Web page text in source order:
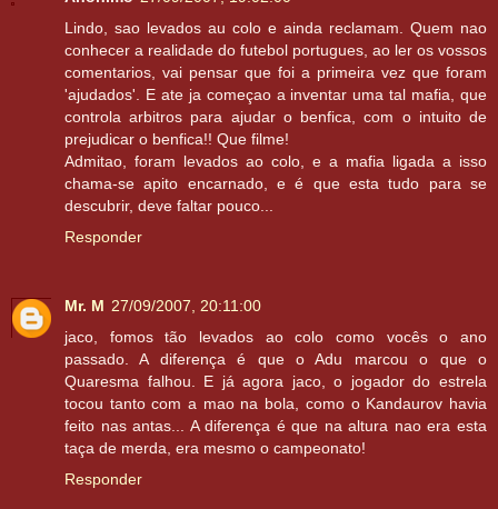
Lindo, sao levados au colo e ainda reclamam. Quem nao
conhecer a realidade do futebol portugues, ao ler os vossos
comentarios, vai pensar que foi a primeira vez que foram
'ajudados'. E ate ja começao a inventar uma tal mafia, que
controla arbitros para ajudar o benfica, com o intuito de
prejudicar o benfica!! Que filme!
Admitao, foram levados ao colo, e a mafia ligada a isso
chama-se apito encarnado, e é que esta tudo para se
descubrir, deve faltar pouco...
Responder
Mr. M 27/09/2007, 20:11:00
jaco, fomos tão levados ao colo como vocês o ano
passado. A diferença é que o Adu marcou o que o
Quaresma falhou. E já agora jaco, o jogador do estrela
tocou tanto com a mao na bola, como o Kandaurov havia
feito nas antas... A diferença é que na altura nao era esta
taça de merda, era mesmo o campeonato!
Responder